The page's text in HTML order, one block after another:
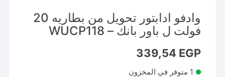
وادفو ادابتور تحويل من بطاريه 20
فولت ل باور بانك – WUCP118
339,54 EGP
1 متوفر في المخزون